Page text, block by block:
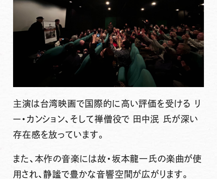
主演は台湾映画で国際的に高い評価を受ける
リ
ー・カンション、そして禅僧役で 田中泯 氏が深い
存在感を放っています。
また、本作の音楽には故・坂本龍一氏の楽曲が使
用され、静謐で豊かな音響空間が広がります。